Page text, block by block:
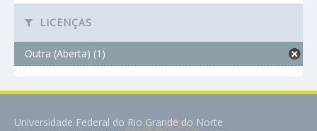
LICENÇAS
Outra (Aberta) (1)
Universidade Federal do Rio Grande do Norte